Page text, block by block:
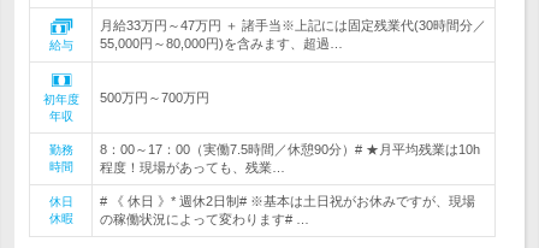
給与
月給33万円～47万円 ＋ 諸手当※上記には固定残業代(30時間分／
55,000円～80,000円)を含みます、超過…
初年度
年収
500万円～700万円
勤務
時間
8：00～17：00（実働7.5時間／休憩90分）# ★月平均残業は10h
程度！現場があっても、残業…
休日
休暇
# 《 休日 》* 週休2日制# ※基本は土日祝がお休みですが、現場
の稼働状況によって変わります# …